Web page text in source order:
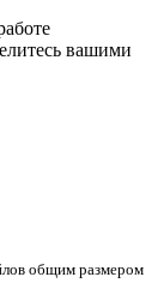
вашими
общим размером